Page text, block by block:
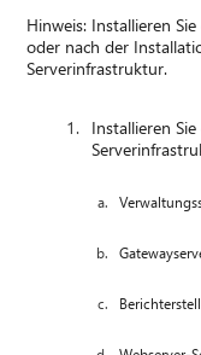
Hinweis: Installieren
oder nach der
Serverinfrastruktur.
Installieren